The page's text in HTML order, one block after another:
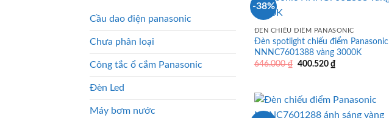
Cầu dao điện panasonic
Chưa phân loại
Công tắc ổ cắm Panasonic
Đèn Led
Máy bơm nước
-38%
ĐÈN CHIẾU ĐIỂM PANASONIC
Đèn spotlight chiếu điểm Panasonic
NNNC7601388 vàng 3000K
646.000₫ Giá
400.520₫
400.520 ₫.